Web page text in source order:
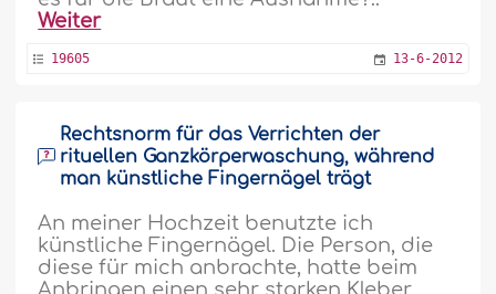
Weiter
19605 13-6-2012
Rechtsnorm für das Verrichten der
rituellen Ganzkörperwaschung, während
man künstliche Fingernägel trägt
An meiner Hochzeit benutzte ich
künstliche Fingernägel. Die Person, die
diese für mich anbrachte, hatte beim